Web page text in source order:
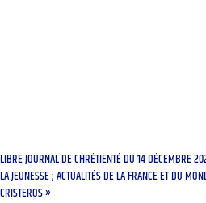
LIBRE JOURNAL DE CHRÉTIENTÉ DU 14 DÉCEMBRE
LA JEUNESSE ; ACTUALITÉS DE LA FRANCE ET DU
CRISTEROS »